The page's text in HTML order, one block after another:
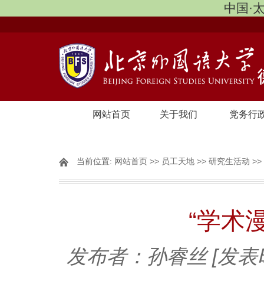
中国·
网站首页 关于我们 党务行
当前位置: 网站首页 >> 员工天地 >> 研究生活动 >>
“学术
发布者：孙睿丝 [发